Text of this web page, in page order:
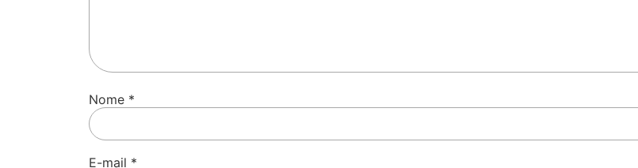
Nome *
E-mail *